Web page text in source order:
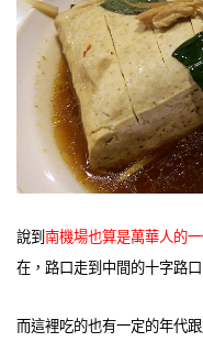
說到 南機場也算是萬華人的
在，路口走到中間的十字路
而這裡吃的也有一定的年代跟